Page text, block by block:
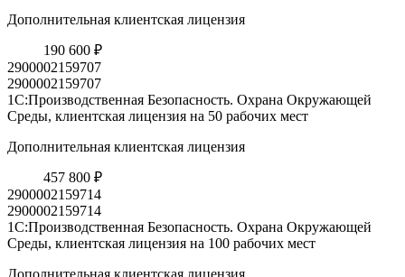
Дополнительная клиентская лицензия
190 600 ₽
2900002159707
2900002159707
1С:Производственная Безопасность. Охрана Окружающей
Среды, клиентская лицензия на 50 рабочих мест
Дополнительная клиентская лицензия
457 800 ₽
2900002159714
2900002159714
1С:Производственная Безопасность. Охрана Окружающей
Среды, клиентская лицензия на 100 рабочих мест